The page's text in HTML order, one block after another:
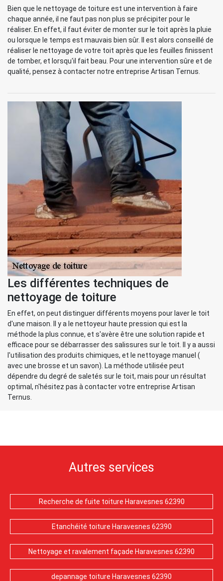
Bien que le nettoyage de toiture est une intervention à faire
chaque année, il ne faut pas non plus se précipiter pour le
réaliser. En effet, il faut éviter de monter sur le toit après la pluie
ou lorsque le temps est mauvais bien sûr. Il est alors conseillé de
réaliser le nettoyage de votre toit après que les feuilles finissent
de tomber, et lorsqu'il fait beau. Pour une intervention sûre et de
qualité, pensez à contacter notre entreprise Artisan Ternus.
Les différentes techniques de
nettoyage de toiture
En effet, on peut distinguer différents moyens pour laver le toit
d'une maison. Il y a le nettoyeur haute pression qui est la
méthode la plus connue, et s'avère être une solution rapide et
efficace pour se débarrasser des salissures sur le toit. Il y a aussi
l'utilisation des produits chimiques, et le nettoyage manuel (
avec une brosse et un savon). La méthode utilisée peut
dépendre du degré de saletés sur le toit, mais pour un résultat
optimal, n'hésitez pas à contacter votre entreprise Artisan
Ternus.
Autres services
Recherche de fuite toiture Haravesnes 62390
Etanchéité toiture Haravesnes 62390
Nettoyage et ravalement façade Haravesnes 62390
depannage toiture Haravesnes 62390